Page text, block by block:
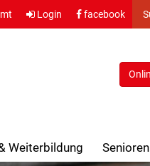
Login facebook
Weiterbildung Senioren